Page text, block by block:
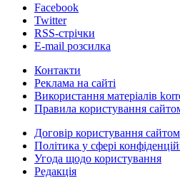
Facebook
Twitter
RSS-стрічки
E-mail розсилка
Контакти
Реклама на сайті
Використання матеріалів
Правила користування
Договір користування сайтом
Політика у сфері
Угода щодо користування
Редакція